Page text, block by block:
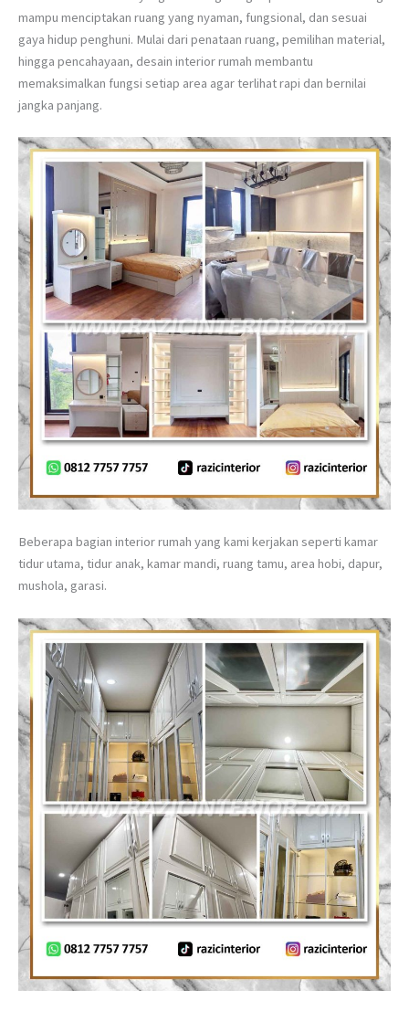
mampu menciptakan ruang yang nyaman, fungsional, dan sesuai
gaya hidup penghuni. Mulai dari penataan ruang, pemilihan material,
hingga pencahayaan, desain interior rumah membantu
memaksimalkan fungsi setiap area agar terlihat rapi dan bernilai
jangka panjang.
Beberapa bagian interior rumah yang kami kerjakan seperti kamar
tidur utama, tidur anak, kamar mandi, ruang tamu, area hobi, dapur,
mushola, garasi.